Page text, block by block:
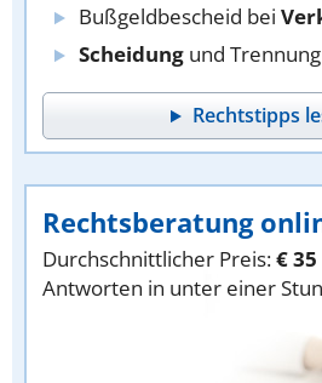
Bußgeldbescheid bei
Scheidung und
Rechtstipps
Rechtsberatung
Durchschnittlicher Preis:€ 35
Antworten in unter einer